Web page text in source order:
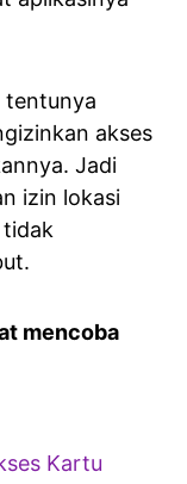
tentunya
akses
Jadi
izin lokasi
tidak
mencoba
Kartu